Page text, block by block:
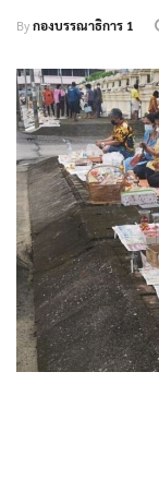
Byกองบรรณาธิการ 1